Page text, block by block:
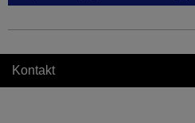
Kontakt